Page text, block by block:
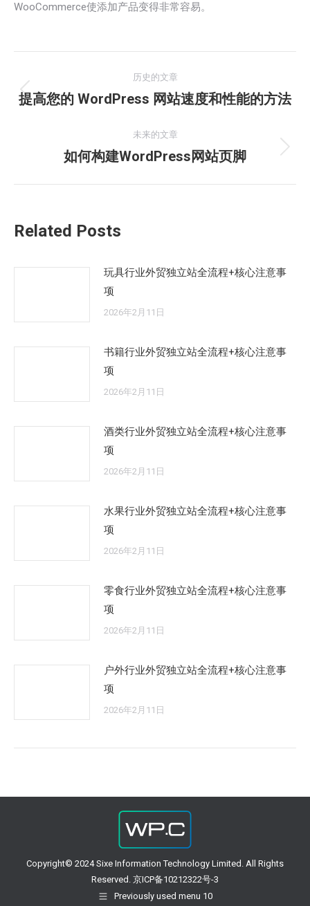
WooCommerce使添加产品变得非常容易。
章
历史的文章
历
的
文
提高您的 WordPress 网站速度和性能的方法
未来的文章
未
如何构建WordPress网站页脚
Related Posts
玩具行业外贸独立站全流程+核心注意事
项
2026年2月11日
书籍行业外贸独立站全流程+核心注意事
项
2026年2月11日
酒类行业外贸独立站全流程+核心注意事
项
2026年2月11日
水果行业外贸独立站全流程+核心注意事
项
2026年2月11日
零食行业外贸独立站全流程+核心注意事
项
2026年2月11日
户外行业外贸独立站全流程+核心注意事
项
2026年2月11日
Copyright© 2024 Sixe Information Technology Limited. All Rights
Reserved. 京ICP备10212322号-3
Previously used menu 10